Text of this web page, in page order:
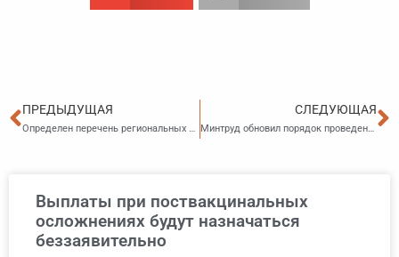
Пред
ПРЕДЫДУЩАЯ
Определен перечень региональных государственных услуг, которые можно получить на госуслугах
СЛЕДУЮЩАЯ
Минтруд обновил порядок проведения государственной экспертизы условий труда
Выплаты при поствакцинальных
осложнениях будут назначаться
беззаявительно